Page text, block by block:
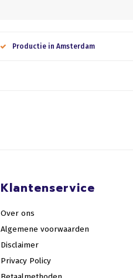
Productie in Amsterdam
Klantenservice
Over ons
Algemene voorwaarden
Disclaimer
Privacy Policy